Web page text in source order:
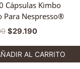
Cápsulas Kimbo
Para Nespresso®
$29.190
AL CARRITO